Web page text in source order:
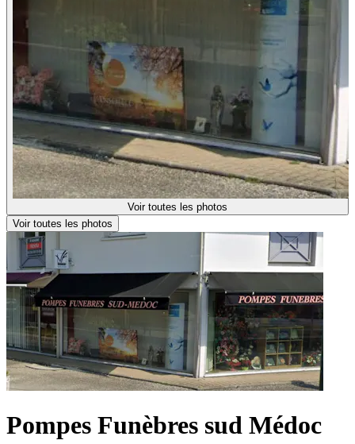
Voir toutes les photos
Voir toutes les photos
Pompes Funèbres sud Médoc